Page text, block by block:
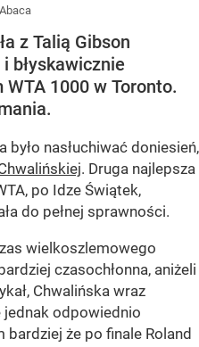
Abaca
z Talią Gibson
błyskawicznie
1000 w Toronto.
nasłuchiwać doniesień,
. Druga najlepsza
po Idze Świątek,
do pełnej sprawności.
wielkoszlemowego
czasochłonna, aniżeli
Chwalińska wraz
jednak odpowiednio
że po finale Roland